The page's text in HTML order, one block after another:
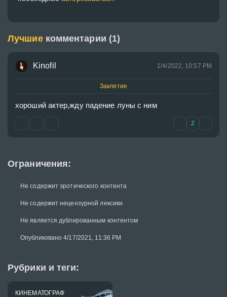
Ограничения:
Не содержит эротического контента
Не содержит нецензурной лексики
Не является дублированным контентом
Опубликовано 4/17/2021, 11:36 PM
Рубрики и теги:
КИНЕМАТОГРАФ
Лучшие комментарии (1)
Kinofil 1/4/2022, 10:57 PM
Заклятие
хороший актер,жду падение луны с ним
2